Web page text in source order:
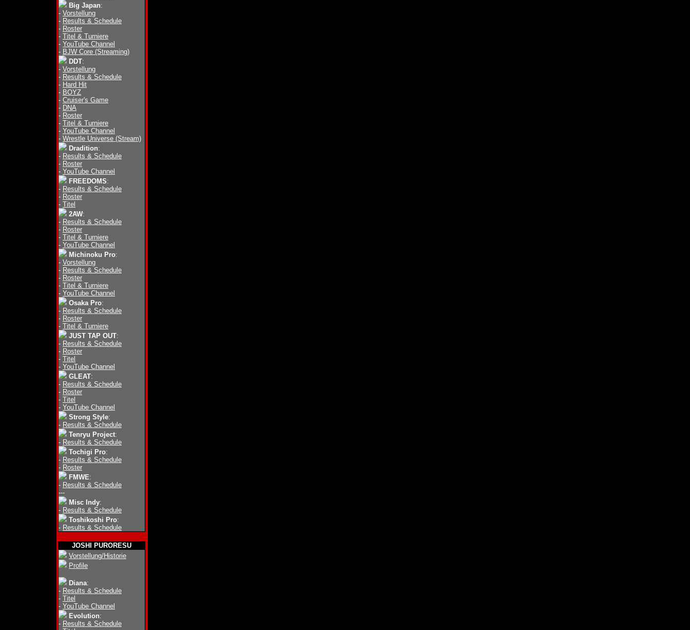
Big Japan:
- Vorstellung
- Results & Schedule
- Roster
- Titel & Turniere
- YouTube Channel
- BJW Core (Streaming)
DDT:
- Vorstellung
- Results & Schedule
- Hard Hit
- BOYZ
- Cruiser's Game
- DNA
- Roster
- Titel & Turniere
- YouTube Channel
- Wrestle Universe (Stream)
Dradition:
- Results & Schedule
- Roster
- YouTube Channel
FREEDOMS:
- Results & Schedule
- Roster
- Titel
2AW:
- Results & Schedule
- Roster
- Titel & Turniere
- YouTube Channel
Michinoku Pro:
- Vorstellung
- Results & Schedule
- Roster
- Titel & Turniere
- YouTube Channel
Osaka Pro:
- Results & Schedule
- Roster
- Titel & Turniere
JUST TAP OUT:
- Results & Schedule
- Roster
- Titel
- YouTube Channel
GLEAT:
- Results & Schedule
- Roster
- Titel
- YouTube Channel
Strong Style:
- Results & Schedule
Tenryu Project:
- Results & Schedule
Tochigi Pro:
- Results & Schedule
- Roster
FMWE:
- Results & Schedule
---
Misc Indy:
- Results & Schedule
Toshikoshi Pro:
- Results & Schedule
JOSHI PURORESU
Vorstellung/Historie
Profile
Diana:
- Results & Schedule
- Titel
- YouTube Channel
Evolution:
- Results & Schedule